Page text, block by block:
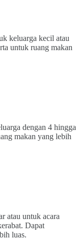
keluarga kecil atau
untuk ruang makan
dengan 4 hingga
makan yang lebih
atau untuk acara
Dapat
luas.